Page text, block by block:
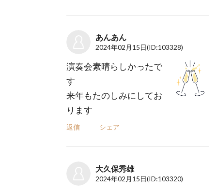
あんあん
2024年02月15日(ID:103328)
演奏会素晴らしかったで
す
来年もたのしみにしてお
ります
返信 シェア
大久保秀雄
2024年02月15日(ID:103320)